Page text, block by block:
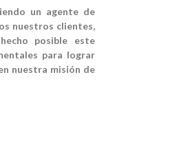
un agente de
nuestros clientes,
posible este
para lograr
nuestra misión de